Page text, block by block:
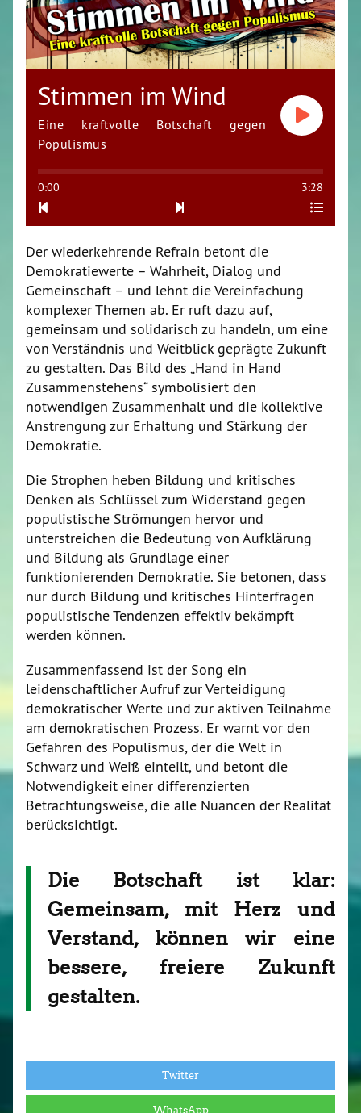
Stimmen im Wind
Eine kraftvolle Botschaft gegen
Populismus
0:00 3:28
Der wiederkehrende Refrain betont die
Demokratiewerte – Wahrheit, Dialog und
Gemeinschaft – und lehnt die Vereinfachung
komplexer Themen ab. Er ruft dazu auf,
gemeinsam und solidarisch zu handeln, um eine
von Verständnis und Weitblick geprägte Zukunft
zu gestalten. Das Bild des „Hand in Hand
Zusammenstehens“ symbolisiert den
notwendigen Zusammenhalt und die kollektive
Anstrengung zur Erhaltung und Stärkung der
Demokratie.
Die Strophen heben Bildung und kritisches
Denken als Schlüssel zum Widerstand gegen
populistische Strömungen hervor und
unterstreichen die Bedeutung von Aufklärung
und Bildung als Grundlage einer
funktionierenden Demokratie. Sie betonen, dass
nur durch Bildung und kritisches Hinterfragen
populistische Tendenzen effektiv bekämpft
werden können.
Zusammenfassend ist der Song ein
leidenschaftlicher Aufruf zur Verteidigung
demokratischer Werte und zur aktiven Teilnahme
am demokratischen Prozess. Er warnt vor den
Gefahren des Populismus, der die Welt in
Schwarz und Weiß einteilt, und betont die
Notwendigkeit einer differenzierten
Betrachtungsweise, die alle Nuancen der Realität
berücksichtigt.
Die Botschaft ist klar:
Gemeinsam, mit Herz und
Verstand, können wir eine
bessere, freiere Zukunft
gestalten.
Twitter
WhatsApp